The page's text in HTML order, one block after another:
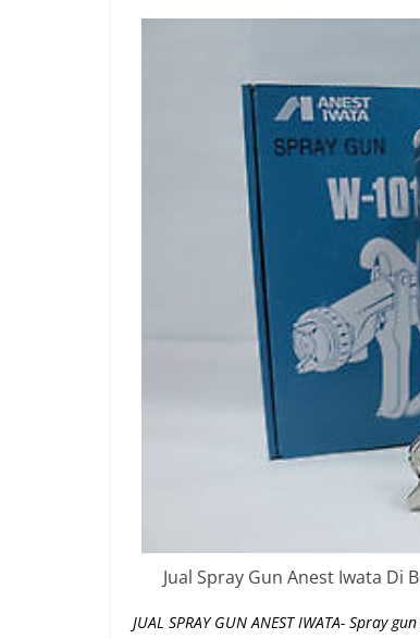
Jual Spray Gun Anest Iwata Di
JUAL SPRAY GUN ANEST IWATA-